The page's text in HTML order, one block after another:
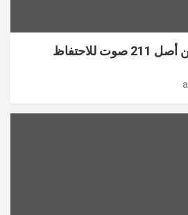
انفانتينو يحتاج 106 من أصل 211 صوت للاحتفاظ